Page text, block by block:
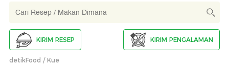
KIRIM RESEP KIRIM PENGALAMAN
detikFood Kue